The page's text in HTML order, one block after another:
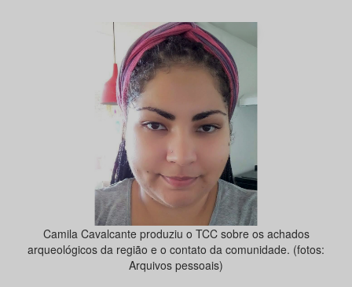
Camila Cavalcante produziu o TCC sobre os achados
arqueológicos da região e o contato da comunidade. (fotos:
Arquivos pessoais)